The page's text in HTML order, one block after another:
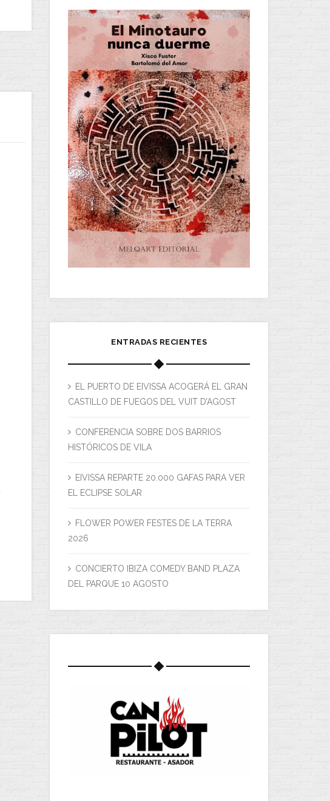
ENTRADAS RECIENTES
EL PUERTO DE EIVISSA ACOGERÁ EL GRAN
CASTILLO DE FUEGOS DEL VUIT D’AGOST
CONFERENCIA SOBRE DOS BARRIOS
HISTÓRICOS DE VILA
EIVISSA REPARTE 20.000 GAFAS PARA VER
EL ECLIPSE SOLAR
FLOWER POWER FESTES DE LA TERRA
2026
CONCIERTO IBIZA COMEDY BAND PLAZA
DEL PARQUE 10 AGOSTO